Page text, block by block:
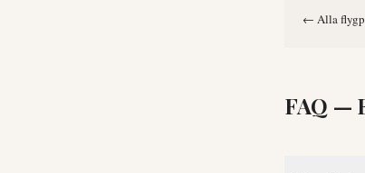
← Alla
FAQ —